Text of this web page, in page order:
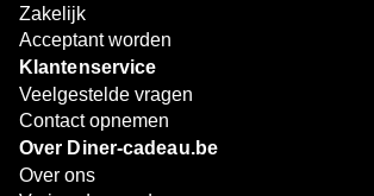
Zakelijk
Acceptant worden
Klantenservice
Veelgestelde vragen
Contact opnemen
Over Diner-cadeau.be
Over ons